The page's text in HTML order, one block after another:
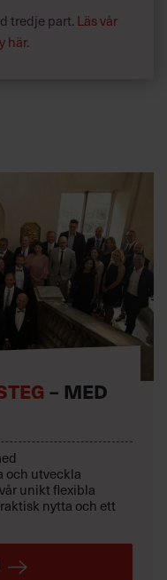
tredje part. Läs vår
här.
– MED
och utveckla
unikt flexibla
nytta och ett